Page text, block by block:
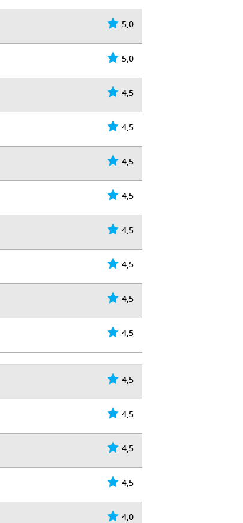
5,0
5,0
4,5
4,5
4,5
4,5
4,5
4,5
4,5
4,5
4,5
4,5
4,5
4,5
4,0